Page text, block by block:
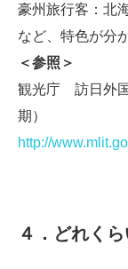
豪州旅行客：北
など、特色が分
＜参照＞
観光庁 訪日外
期）
http://
４．どれく